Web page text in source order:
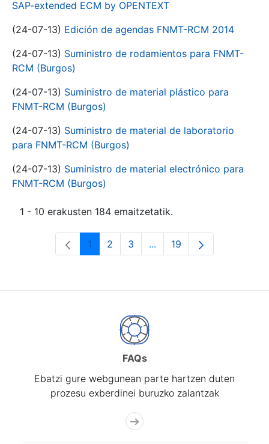
SAP-extended ECM by OPENTEXT
(24-07-13) Edición de agendas FNMT-RCM 2014
(24-07-13) Suministro de rodamientos para FNMT-
RCM (Burgos)
(24-07-13) Suministro de material plástico para
FNMT-RCM (Burgos)
(24-07-13) Suministro de material de laboratorio
para FNMT-RCM (Burgos)
(24-07-13) Suministro de material electrónico para
FNMT-RCM (Burgos)
1 - 10 erakusten 184 emaitzetatik.
Orrialdea
1 Orrialdea
2 Orrialdea
3 ...Intermediate Pages Use
Orrialdea
19
FAQs
Ebatzi gure webgunean parte hartzen duten
prozesu exberdinei buruzko zalantzak